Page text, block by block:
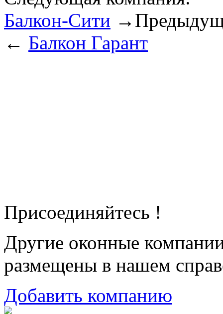
Балкон-Сити →
← Балкон Гарант
Присоединяйтесь !
Другие оконные
размещены в нашем
Добавить компанию